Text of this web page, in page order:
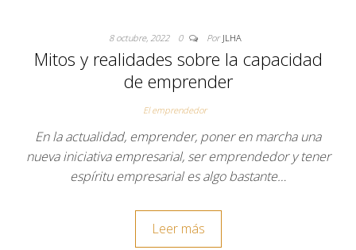
8 octubre, 2022 0 Por JLHA
Mitos y realidades sobre la capacidad
de emprender
El emprendedor
En la actualidad, emprender, poner en marcha una
nueva iniciativa empresarial, ser emprendedor y tener
espíritu empresarial es algo bastante…
Leer más